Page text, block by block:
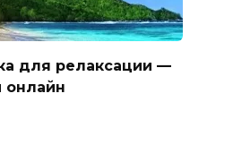
для релаксации —
онлайн